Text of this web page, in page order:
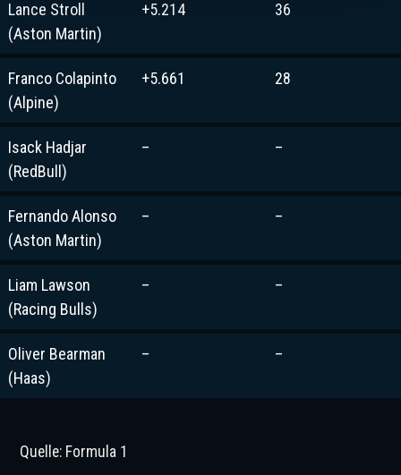
Lance Stroll
(Aston Martin)
+5.214 36
Franco Colapinto
(Alpine)
+5.661 28
Isack Hadjar
(RedBull)
– –
Fernando Alonso
(Aston Martin)
– –
Liam Lawson
(Racing Bulls)
– –
Oliver Bearman
(Haas)
– –
Quelle: Formula 1